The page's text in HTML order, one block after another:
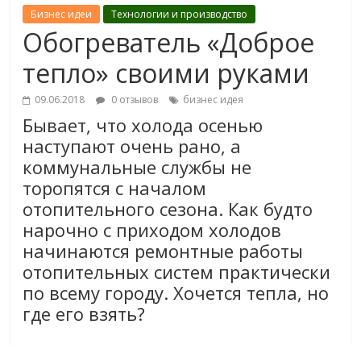
Бизнес идеи Технологии и производство
Обогреватель «Доброе
тепло» своими руками
09.06.2018 0 отзывов бизнес идея
Бывает, что холода осенью
наступают очень рано, а
коммунальные службы не
торопятся с началом
отопительного сезона. Как будто
нарочно с приходом холодов
начинаются ремонтные работы
отопительных систем практически
по всему городу. Хочется тепла, но
где его взять?